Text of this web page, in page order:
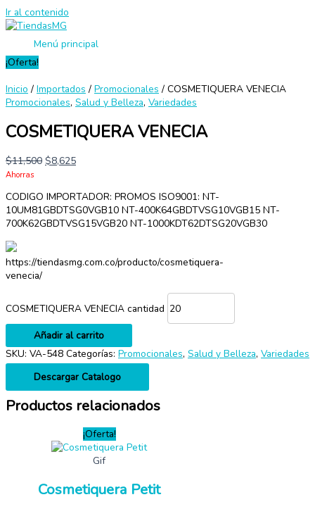
Ir al contenido
Menú principal
¡Oferta!
Inicio / Importados / Promocionales / COSMETIQUERA VENECIA
Promocionales, Salud y Belleza, Variedades
COSMETIQUERA VENECIA
$11,500 $8,625
Ahorras
CODIGO IMPORTADOR: PROMOS ISO9001: NT-
10UM81GBDTSG0VGB10 NT-400K64GBDTVSG10VGB15 NT-
700K62GBDTVSG15VGB20 NT-1000KDT62DTSG20VGB30
https://tiendasmg.com.co/producto/cosmetiquera-
venecia/
COSMETIQUERA VENECIA cantidad
Añadir al carrito
SKU: VA-548 Categorías: Promocionales, Salud y Belleza, Variedades
Descargar Catalogo
Productos relacionados
¡Oferta!
Gif
Cosmetiquera Petit